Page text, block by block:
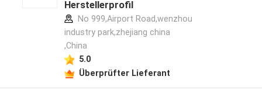
Herstellerprofil
No 999,Airport Road,wenzhou
industry park,zhejiang china
,China
5.0
Überprüfter Lieferant